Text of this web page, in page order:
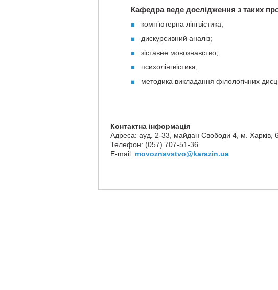
Кафедра веде дослідження з таких
комп’ютерна лінгвістика;
дискурсивний аналіз;
зіставне мовознавство;
психолінгвістика;
методика викладання філологічних
Контактна інформація
Адреса: ауд. 2-33, майдан Свободи 4, м. Харків,
Телефон: (057) 707-51-36
E-mail: movoznavstvo@karazin.ua